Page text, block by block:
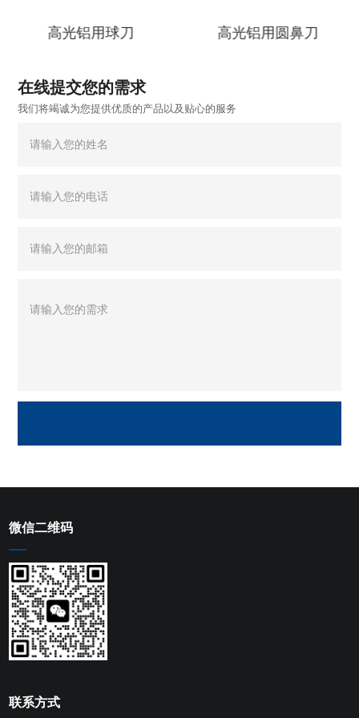
高光铝用球刀 高光铝用圆鼻刀
在线提交您的需求
我们将竭诚为您提供优质的产品以及贴心的服务
微信二维码
联系方式